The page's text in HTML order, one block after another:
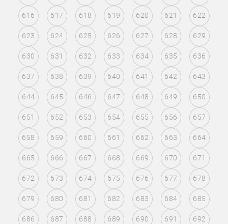
616 617 618 619 620 621 622
623 624 625 626 627 628 629
630 631 632 633 634 635 636
637 638 639 640 641 642 643
644 645 646 647 648 649 650
651 652 653 654 655 656 657
658 659 660 661 662 663 664
665 666 667 668 669 670 671
672 673 674 675 676 677 678
679 680 681 682 683 684 685
686 687 688 689 690 691 692